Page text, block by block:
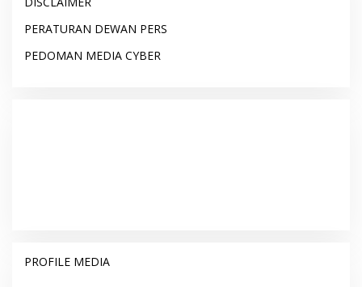
PERATURAN DEWAN PERS
PEDOMAN MEDIA CYBER
PROFILE MEDIA